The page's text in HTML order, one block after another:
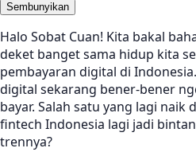
Sembunyikan
Halo Sobat Cuan! Kita bakal
deket banget sama hidup kita
pembayaran digital di
digital sekarang bener-bener
bayar. Salah satu yang lagi naik
fintech Indonesia lagi jadi
trennya?